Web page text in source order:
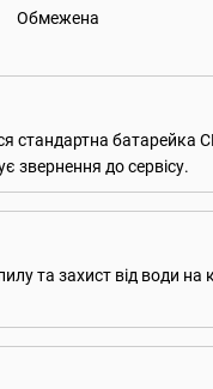
Обмежена
стандартна батарейка
звернення до сервісу.
та захист від води на